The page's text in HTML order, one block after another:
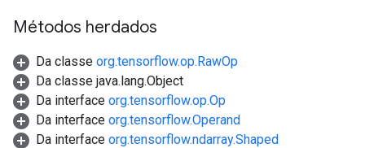
Métodos herdados
Da classe org.tensorflow.op.RawOp
Da classe java.lang.Object
Da interface org.tensorflow.op.Op
Da interface org.tensorflow.Operand
Da interface org.tensorflow.ndarray.Shaped